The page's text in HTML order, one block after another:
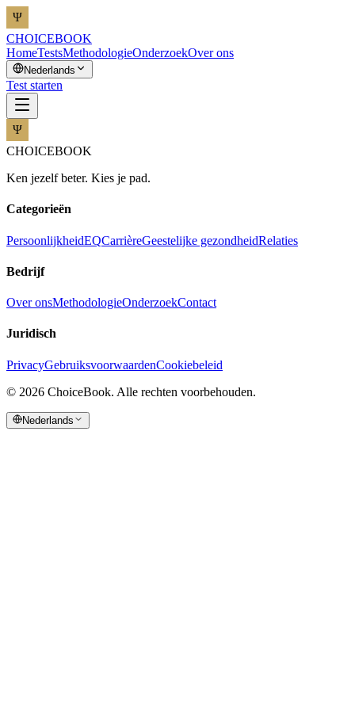
CHOICEBOOK
HomeTestsMethodologieOnderzoekOver ons
Nederlands
Test starten
CHOICEBOOK
Ken jezelf beter. Kies je pad.
Categorieën
PersoonlijkheidEQCarrièreGeestelijke gezondheidRelaties
Bedrijf
Over onsMethodologieOnderzoekContact
Juridisch
PrivacyGebruiksvoorwaardenCookiebeleid
© 2026 ChoiceBook. Alle rechten voorbehouden.
Nederlands